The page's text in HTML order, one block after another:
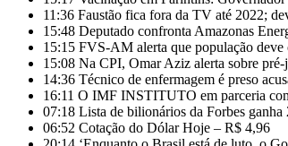
11:36 Faustão fica fora da TV até 2022;
15:48 Deputado confronta Amazonas
15:15 FVS-AM alerta que população deve
15:08 Na CPI, Omar Aziz alerta sobre pré-
14:36 Técnico de enfermagem é preso
16:11 O IMF INSTITUTO em parceria
07:18 Lista de bilionários da Forbes ganha
06:52 Cotação do Dólar Hoje – R$ 4,96